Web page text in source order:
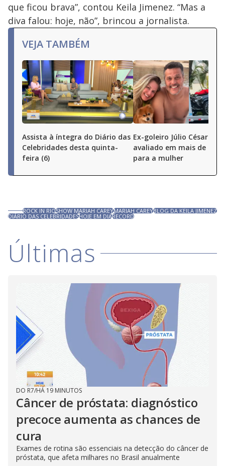
que ficou brava”, contou Keila Jimenez. “Mas a
diva falou: hoje, não”, brincou a jornalista.
VEJA TAMBÉM
Assista à íntegra do Diário das
Celebridades desta quinta-
feira (6)
Ex-goleiro Júlio César dá
avaliado em mais de R$
para a mulher
ROCK IN RIOSHOW MARIAH CAREYMARIAH CAREYBLOG DA KEILA JIMENEZ
DIÁRIO DAS CELEBRIDADESHOJE EM DIARECORD
Últimas
DO R7/HÁ 19 MINUTOS
Câncer de próstata: diagnóstico
precoce aumenta as chances de
cura
Exames de rotina são essenciais na detecção do câncer de
próstata, que afeta milhares no Brasil anualmente